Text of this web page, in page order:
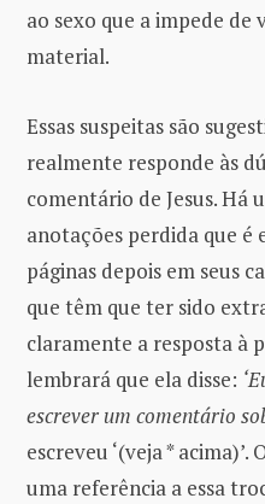
ao sexo que a impede de
material.
Essas suspeitas são
realmente responde às
comentário de Jesus. Há
anotações perdida que é
páginas depois em seus
que têm que ter sido
claramente a resposta à
lembrará que ela disse:
escrever um comentário
escreveu ‘(veja *
uma referência a essa